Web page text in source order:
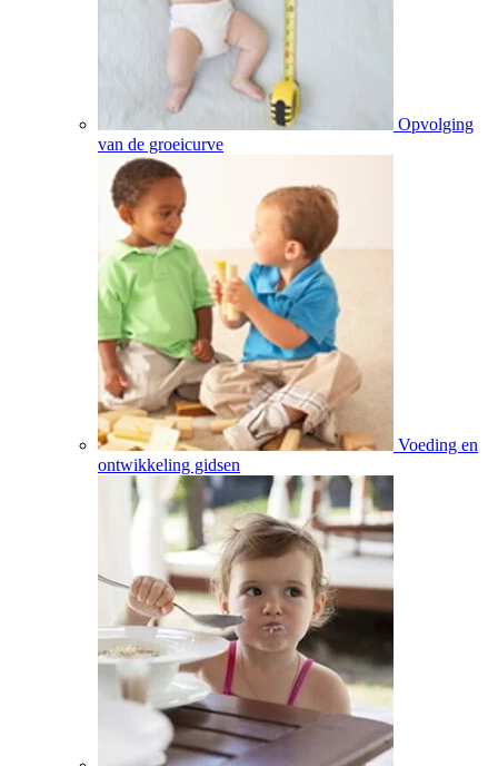
Opvolging
van de groeicurve
Voeding en
ontwikkeling gidsen